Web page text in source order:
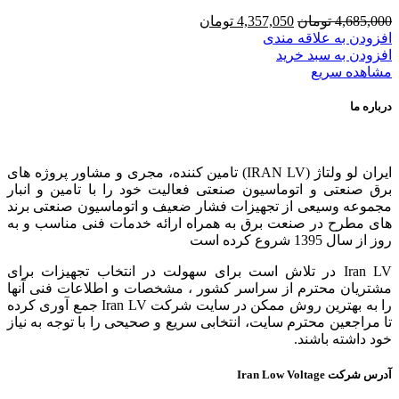
4,685,000 تومان قیمت
اصلی
4,357,050 تومان
افزودن به علاقه مندی
افزودن به سبد خرید
مشاهده سریع
درباره ما
ایران لو ولتاژ (IRAN LV) تامین کننده، مجری و مشاور پروژه های
برق صنعتی و اتوماسیون صنعتی فعالیت خود را با تامین و انبار
مجموعه وسیعی از تجهیزات فشار ضعیف و اتوماسیون صنعتی برند
های مطرح در صنعت برق به همراه ارائه خدمات فنی مناسب و به
روز از سال 1395 شروع کرده است
Iran LV در تلاش است برای سهولت در انتخاب تجهیزات برای
مشتریان محترم از سراسر کشور ، مشخصات و اطلاعات فنی آنها
را به بهترین روش ممکن در سایت شرکت Iran LV جمع آوری کرده
تا مراجعین محترم سایت، انتخابی سریع و صحیحی را با توجه به نیاز
خود داشته باشند.
آدرس شرکت Iran Low Voltage